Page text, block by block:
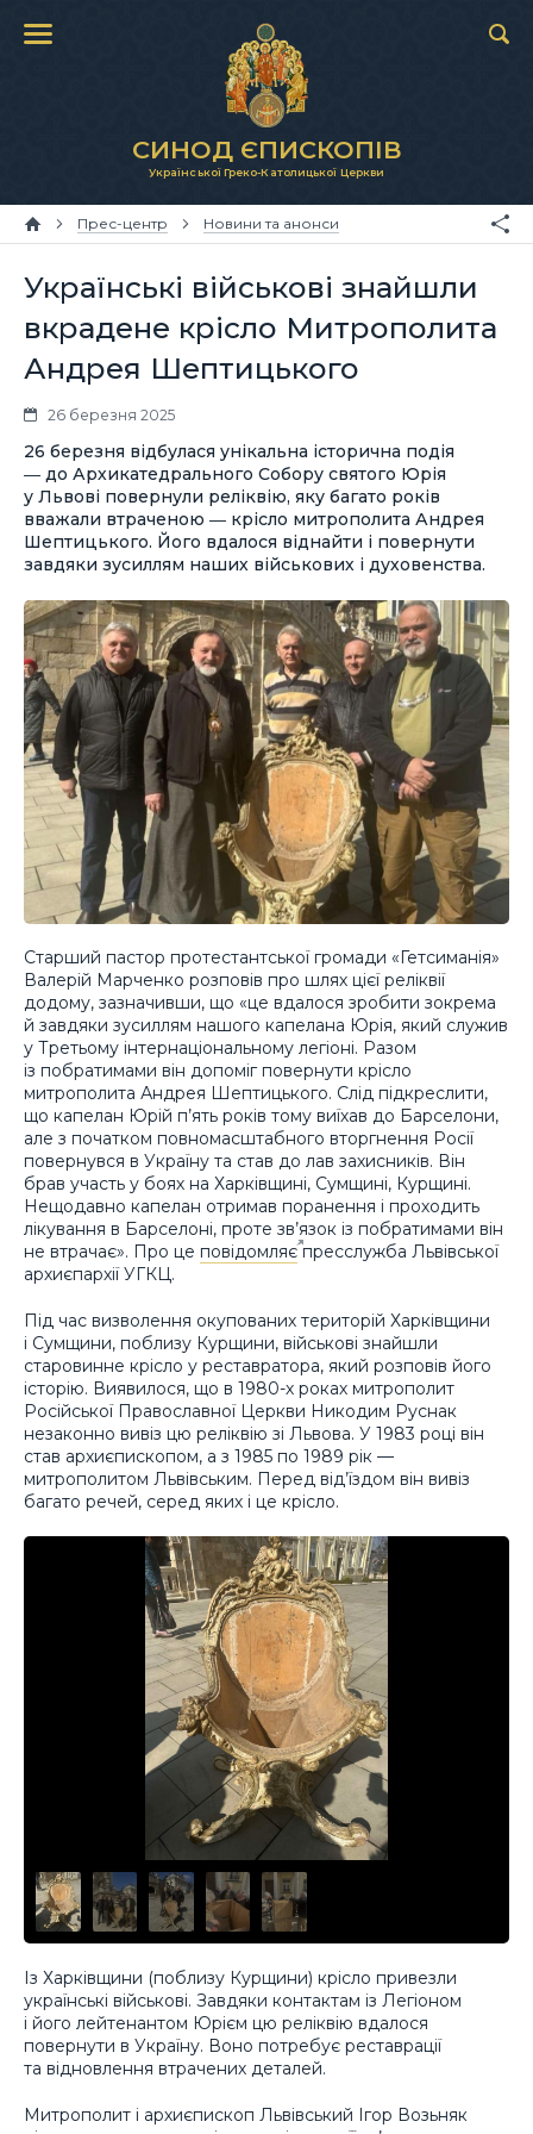
СИНОД ЄПИСКОПІВ
Української Греко-Католицької Церкви
Прес-центр Новини та анонси
Українські військові знайшли
вкрадене крісло Митрополита
Андрея Шептицького
26 березня 2025
26 березня відбулася унікальна історична подія
― до Архикатедрального Собору святого Юрія
у Львові повернули реліквію, яку багато років
вважали втраченою ― крісло митрополита Андрея
Шептицького. Його вдалося віднайти і повернути
завдяки зусиллям наших військових і духовенства.
Старший пастор протестантської громади «Гетсиманія»
Валерій Марченко розповів про шлях цієї реліквії
додому, зазначивши, що «це вдалося зробити зокрема
й завдяки зусиллям нашого капелана Юрія, який служив
у Третьому інтернаціональному легіоні. Разом
із побратимами він допоміг повернути крісло
митрополита Андрея Шептицького. Слід підкреслити,
що капелан Юрій п’ять років тому виїхав до Барселони,
але з початком повномасштабного вторгнення Росії
повернувся в Україну та став до лав захисників. Він
брав участь у боях на Харківщині, Сумщині, Курщині.
Нещодавно капелан отримав поранення і проходить
лікування в Барселоні, проте зв’язок із побратимами він
не втрачає». Про це повідомляєпресслужба Львівської
архиєпархії УГКЦ.
Під час визволення окупованих територій Харківщини
і Сумщини, поблизу Курщини, військові знайшли
старовинне крісло у реставратора, який розповів його
історію. Виявилося, що в 1980-х роках митрополит
Російської Православної Церкви Никодим Руснак
незаконно вивіз цю реліквію зі Львова. У 1983 році він
став архиєпископом, а з 1985 по 1989 рік —
митрополитом Львівським. Перед від’їздом він вивіз
багато речей, серед яких і це крісло.
Із Харківщини (поблизу Курщини) крісло привезли
українські військові. Завдяки контактам із Легіоном
і його лейтенантом Юрієм цю реліквію вдалося
повернути в Україну. Воно потребує реставрації
та відновлення втрачених деталей.
Митрополит і архиєпископ Львівський Ігор Возьняк